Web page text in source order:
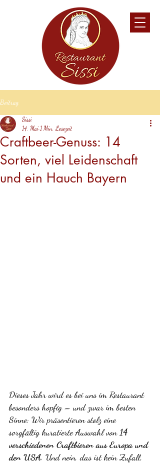
Beitrag
Craftbeer-Genuss: 14
Sorten, viel Leidenschaft
und ein Hauch Bayern
Sissi
14. Mai 1 Min. Lesezeit
Dieses Jahr wird es bei uns im Restaurant
besonders hopfig – und zwar im besten
Sinne: Wir präsentieren stolz eine
sorgfältig kuratierte Auswahl von 14
verschiedenen Craftbieren aus Europa und
den USA. Und nein, das ist kein Zufall,